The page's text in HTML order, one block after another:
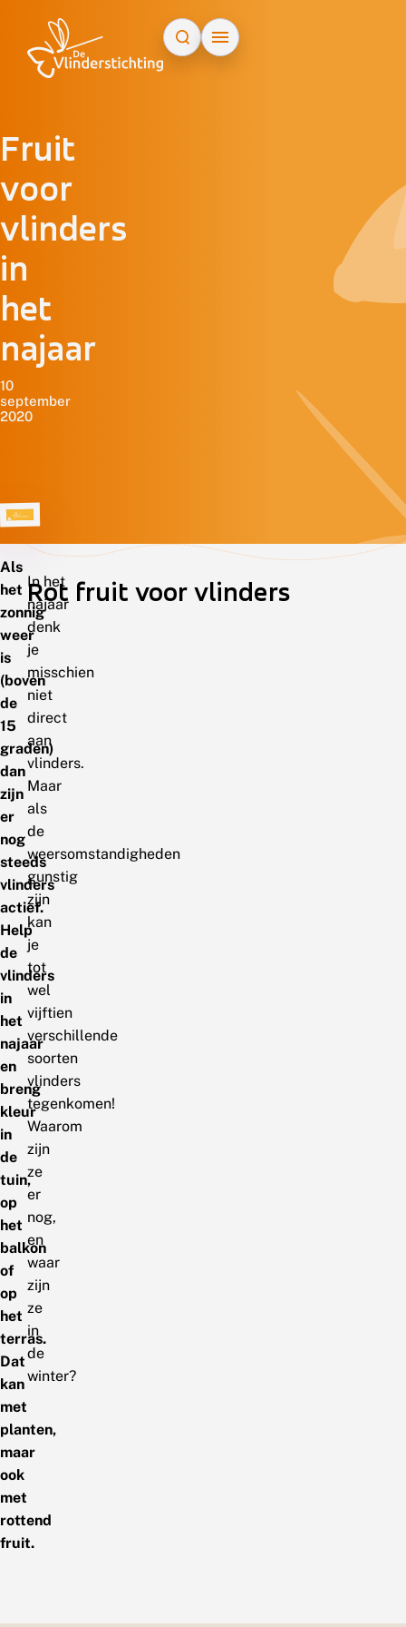
Fruit
voor
vlinders
in
het
najaar
10
september
2020
Als
het
zonnig
weer
is
(boven
de
15
graden)
dan
zijn
er
nog
steeds
vlinders
actief.
Help
de
vlinders
in
het
najaar
en
breng
kleur
in
de
tuin,
op
het
balkon
of
op
het
terras.
Dat
kan
met
planten,
maar
ook
met
rottend
fruit.
In het
najaar
denk
je
misschien
niet
direct
aan
vlinders.
Maar
als
de
weersomstandigheden
gunstig
zijn
kan
je
tot
wel
vijftien
verschillende
soorten
vlinders
tegenkomen!
Waarom
zijn
ze
er
nog,
en
waar
zijn
ze
in
de
winter?
Rot fruit voor vlinders